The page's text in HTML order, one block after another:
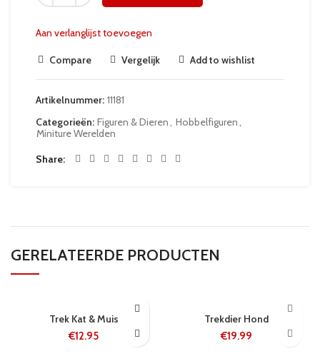
Aan verlanglijst toevoegen
Compare Vergelijk Add to wishlist
Artikelnummer: 11181
Categorieën: Figuren & Dieren Hobbelfiguren
Miniture Werelden
Share
GERELATEERDE PRODUCTEN
Trek Kat & Muis
€12.95
Trekdier Hond
€19.99